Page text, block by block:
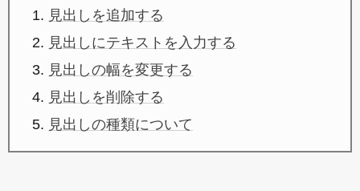
見出しを追加する
見出しにテキストを入力する
見出しの幅を変更する
見出しを削除する
見出しの種類について